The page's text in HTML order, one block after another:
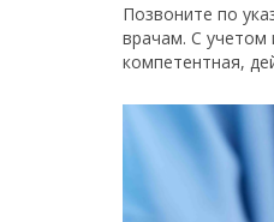
Позвоните по
врачам. С учетом
компетентная,